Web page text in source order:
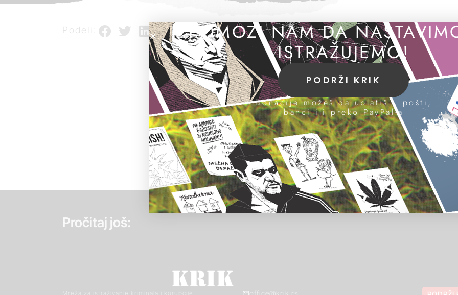
Podeli:
Pročitaj još:
Mreža za istraživanje kriminala i korupcije office@krik.rs
POMOZI NAM DA
ISTRAŽUJEMO!
PODRŽI KRIK
Donacije možeš da uplatiš u pošti,
banci ili preko PayPal-a